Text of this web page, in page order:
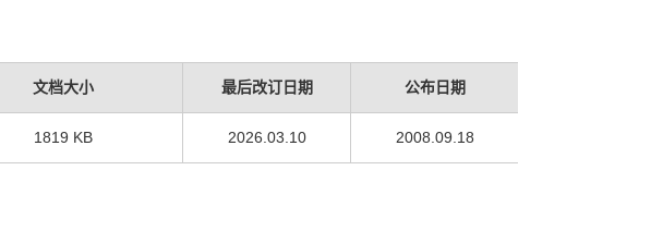
文档大小 最后改订日期 公布日期
1819 KB 2026.03.10 2008.09.18